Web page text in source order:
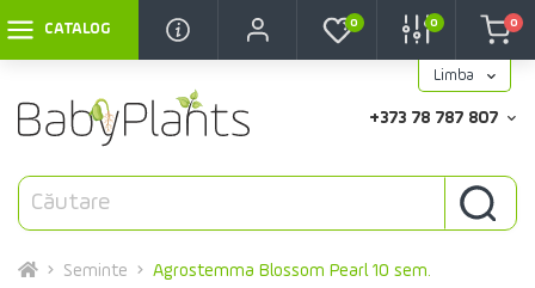
CATALOG
Limba
0 0 0
+373 78 787 807
Seminte Agrostemma Blossom Pearl 10 sem.